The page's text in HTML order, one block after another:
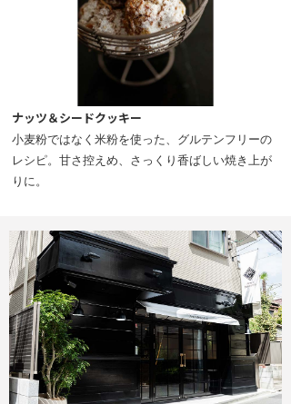
ナッツ＆シードクッキー
小麦粉ではなく米粉を使った、グルテンフリーの
レシピ。甘さ控えめ、さっくり香ばしい焼き上が
りに。